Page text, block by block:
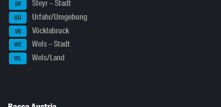
SR Steyr – Stadt
UU Urfahr/Umgebung
VB Vöcklabruck
WE Wels – Stadt
WL Wels/Land